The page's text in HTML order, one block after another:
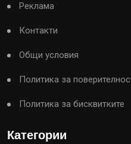
Реклама
Контакти
Общи условия
Политика за
Политика за бисквитките
Категории